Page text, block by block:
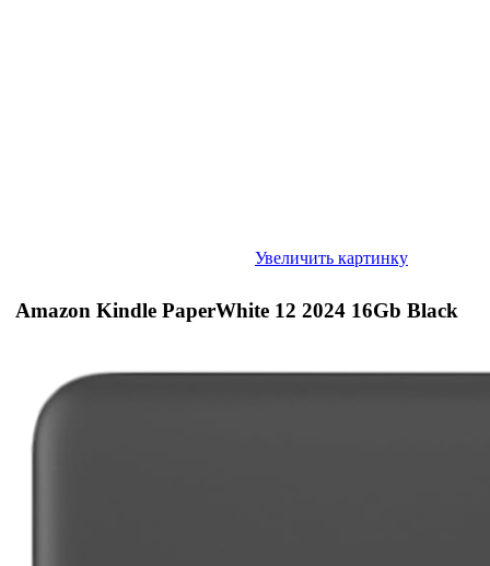
Увеличить картинку
Amazon Kindle PaperWhite 12 2024 16Gb Black